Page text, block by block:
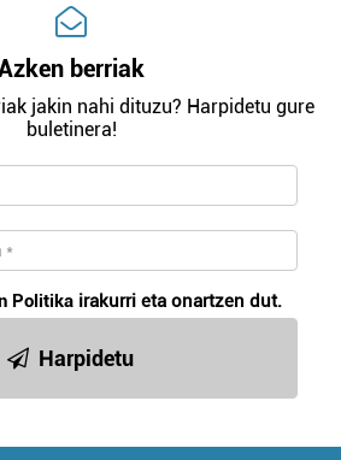
berriak
jakin nahi dituzu? Harpidetu gure
buletinera!
Politika irakurri eta onartzen dut.
Harpidetu